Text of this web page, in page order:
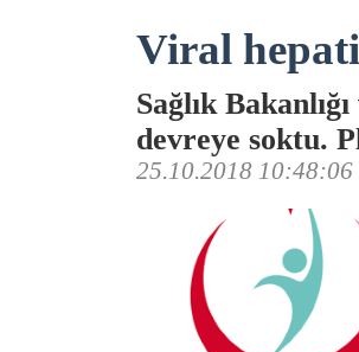
Viral
Sağlık
devreye soktu.
25.10.2018 10:48:06